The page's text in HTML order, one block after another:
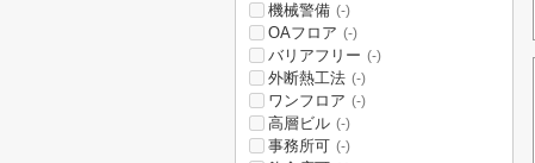
機械警備 (-)
OAフロア (-)
バリアフリー (-)
外断熱工法 (-)
ワンフロア (-)
高層ビル (-)
事務所可 (-)